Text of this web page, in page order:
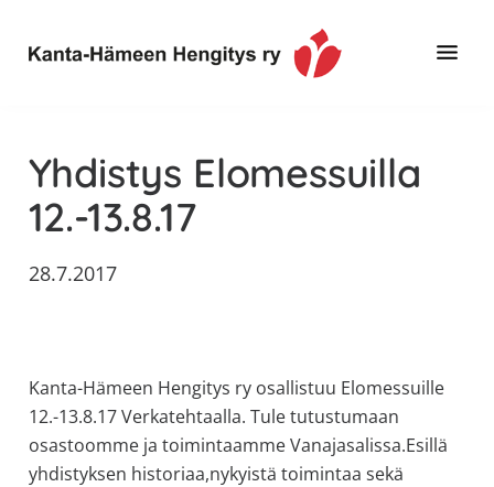
pääsisältöön
ensisijaiseen
alatunnisteeseen
Hämeen
Hengitys
ry
tietoa,
erityisesti
jos
koskettaa
keuhkosairaudet,
huono
sisäilma
Yhdistys Elomessuilla
12.-13.8.17
28.7.2017
Kanta-Hämeen Hengitys ry osallistuu Elomessuille
12.-13.8.17 Verkatehtaalla. Tule tutustumaan
osastoomme ja toimintaamme Vanajasalissa.Esillä
yhdistyksen historiaa,nykyistä toimintaa sekä